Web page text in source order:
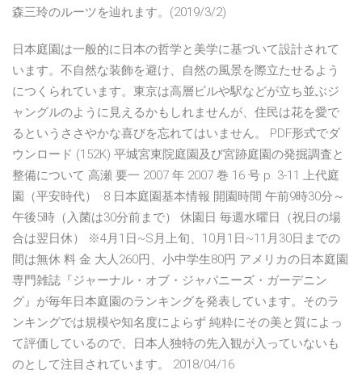
森三玲のルーツを辿れます。(2019/3/2)
日本庭園は一般的に日本の哲学と美学に基づいて設計されて
います。不自然な装飾を避け、自然の風景を際立たせるよう
につくられています。東京は高層ビルや駅などが立ち並ぶジ
ャングルのように見えるかもしれませんが、住民は花を愛で
るというささやかな喜びを忘れてはいません。 PDF形式でダ
ウンロード (152K) 平城宮東院庭園及び宮跡庭園の発掘調査と
整備について 高瀬 要一 2007 年 2007 巻 16 号 p. 3-11 上代庭
園（平安時代） ·8 日本庭園基本情報 開園時間 午前9時30分～
午後5時（入菌は30分前まで） 休園日 毎週水曜日（祝日の場
合は翌日休） ※4月1日~S月上旬、10月1日~11月30日までの
間は無休 料 金 大人260円、小中学生80円 アメリカの日本庭園
専門雑誌『ジャーナル・オブ・ジャパニーズ・ガーデニン
グ』が毎年日本庭園のランキングを発表しています。そのラ
ンキングでは規模や知名度によらず 純粋にその美と質によっ
て評価しているので、日本人独特の先入観が入っていないも
のとして注目されています。 2018/04/16